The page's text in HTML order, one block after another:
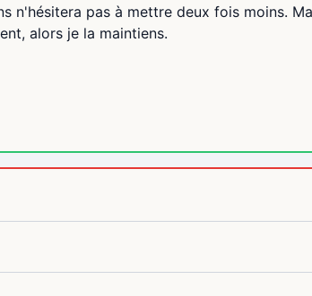
n'hésitera pas à mettre deux fois moins.
alors je la maintiens.